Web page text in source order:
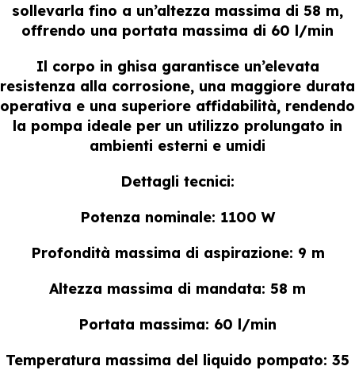
sollevarla fino a un’altezza massima di 58 m,
offrendo una portata massima di 60 l/min
Il corpo in ghisa garantisce un’elevata
resistenza alla corrosione, una maggiore durata
operativa e una superiore affidabilità, rendendo
la pompa ideale per un utilizzo prolungato in
ambienti esterni e umidi
Dettagli tecnici:
Potenza nominale: 1100 W
Profondità massima di aspirazione: 9 m
Altezza massima di mandata: 58 m
Portata massima: 60 l/min
Temperatura massima del liquido pompato: 35